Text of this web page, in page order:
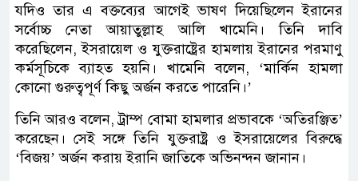
যদিও তার এ বক্তব্যের আগেই ভাষণ দিয়েছিলেন ইরানের
সর্বোচ্চ নেতা আয়াতুল্লাহ আলি খামেনি। তিনি দাবি
করেছিলেন, ইসরায়েল ও যুক্তরাষ্ট্রের হামলায় ইরানের পরমাণু
কর্মসূচিকে ব্যাহত হয়নি। খামেনি বলেন, ‘মার্কিন হামলা
কোনো গুরুত্বপূর্ণ কিছু অর্জন করতে পারেনি।’
তিনি আরও বলেন, ট্রাম্প বোমা হামলার প্রভাবকে ‘অতিরঞ্জিত’
করেছেন। সেই সঙ্গে তিনি যুক্তরাষ্ট্র ও ইসরায়েলের বিরুদ্ধে
‘বিজয়’ অর্জন করায় ইরানি জাতিকে অভিনন্দন জানান।